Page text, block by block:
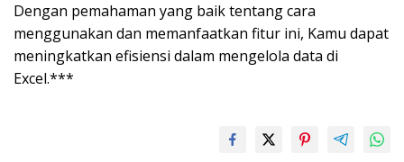
Dengan pemahaman yang baik tentang cara
menggunakan dan memanfaatkan fitur ini, Kamu dapat
meningkatkan efisiensi dalam mengelola data di
Excel.***